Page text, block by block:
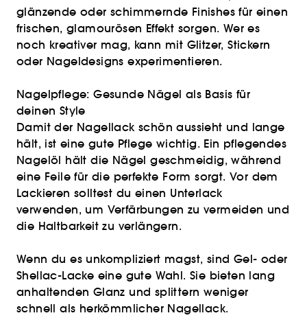
glänzende oder schimmernde Finishes für einen
frischen, glamourösen Effekt sorgen. Wer es
noch kreativer mag, kann mit Glitzer, Stickern
oder Nageldesigns experimentieren.
Nagelpflege: Gesunde Nägel als Basis für
deinen Style
Damit der Nagellack schön aussieht und lange
hält, ist eine gute Pflege wichtig. Ein pflegendes
Nagelöl hält die Nägel geschmeidig, während
eine Feile für die perfekte Form sorgt. Vor dem
Lackieren solltest du einen Unterlack
verwenden, um Verfärbungen zu vermeiden und
die Haltbarkeit zu verlängern.
Wenn du es unkompliziert magst, sind Gel- oder
Shellac-Lacke eine gute Wahl. Sie bieten lang
anhaltenden Glanz und splittern weniger
schnell als herkömmlicher Nagellack.